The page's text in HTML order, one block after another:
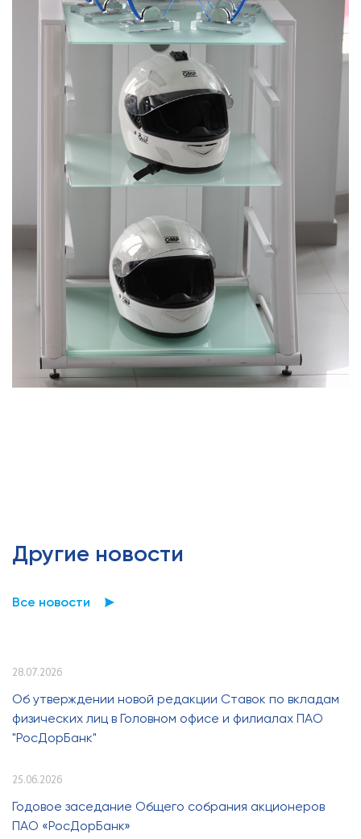
Другие новости
Все новости
28.07.2026
Об утверждении новой редакции Ставок по вкладам
физических лиц в Головном офисе и филиалах ПАО
"РосДорБанк"
25.06.2026
Годовое заседание Общего собрания акционеров
ПАО «РосДорБанк»